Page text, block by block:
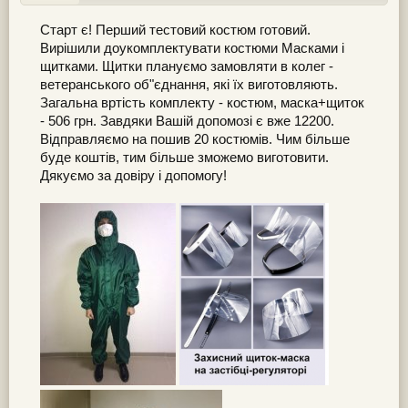
“Волонтерська ініціатива.
Також запрошуємо переглянути чудове відео про
подорож!
Старт є! Перший тестовий костюм готовий.
Вирішили доукомплектувати костюми Масками і
щитками. Щитки плануємо замовляти в колег -
ветеранського об"єднання, які їх виготовляють.
Загальна вртість комплекту - костюм, маска+щиток
- 506 грн. Завдяки Вашій допомозі є вже 12200.
Відправляємо на пошив 20 костюмів. Чим більше
буде коштів, тим більше зможемо виготовити.
Дякуємо за довіру і допомогу!